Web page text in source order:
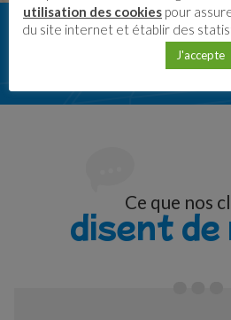
Ce que nos
disent de
utilisation des cookies pour
du site internet et établir des
J'accepte